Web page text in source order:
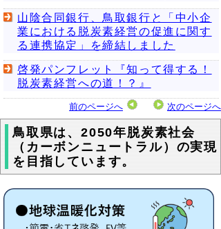
山陰合同銀行、鳥取銀行と「中小企
業における脱炭素経営の促進に関す
る連携協定」を締結しました
啓発パンフレット『知って得する！
脱炭素経営への道！？』
前のページへ 次のページへ
鳥取県は、2050年脱炭素社会
（カーボンニュートラル）の実現
を目指しています。